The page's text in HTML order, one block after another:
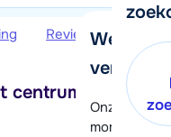
We
verder!
Onze
moment
Reviews
van